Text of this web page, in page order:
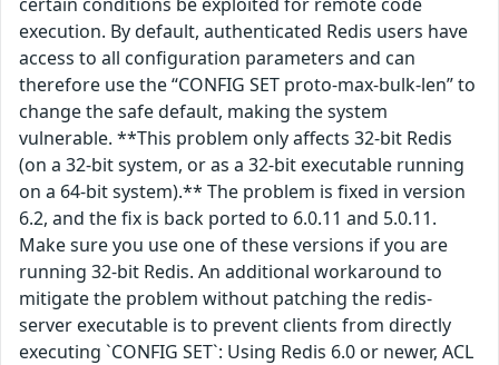
execution. By default, authenticated Redis users have
access to all configuration parameters and can
therefore use the “CONFIG SET proto-max-bulk-len” to
change the safe default, making the system
vulnerable. **This problem only affects 32-bit Redis
(on a 32-bit system, or as a 32-bit executable running
on a 64-bit system).** The problem is fixed in version
6.2, and the fix is back ported to 6.0.11 and 5.0.11.
Make sure you use one of these versions if you are
running 32-bit Redis. An additional workaround to
mitigate the problem without patching the redis-
server executable is to prevent clients from directly
executing `CONFIG SET`: Using Redis 6.0 or newer, ACL